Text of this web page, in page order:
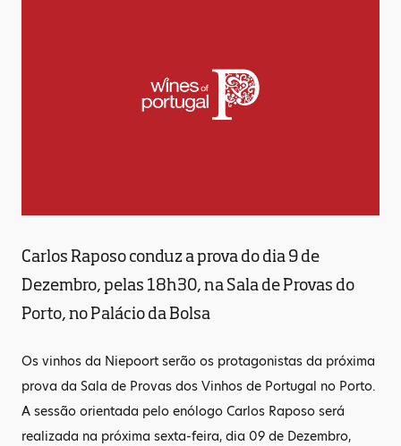
Carlos Raposo conduz a prova do dia 9 de
Dezembro, pelas 18h30, na Sala de Provas do
Porto, no Palácio da Bolsa
Os vinhos da Niepoort serão os protagonistas da próxima
prova da Sala de Provas dos Vinhos de Portugal no Porto.
A sessão orientada pelo enólogo Carlos Raposo será
realizada na próxima sexta-feira, dia 09 de Dezembro,